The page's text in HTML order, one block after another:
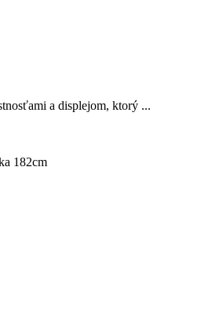
a displejom, ktorý ...
182cm